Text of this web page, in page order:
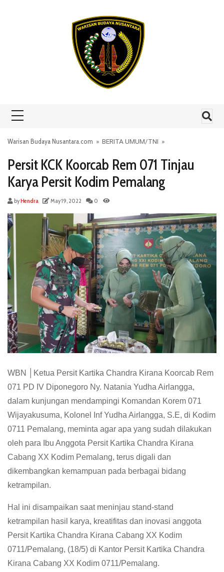
Warisan Budaya Nusantara.com » BERITA UMUM/TNI »
Persit KCK Koorcab Rem 071 Tinjau
Karya Persit Kodim Pemalang
byHendra May 19, 2022 0
WBN │Ketua Persit Kartika Chandra Kirana Koorcab Rem
071 PD IV Diponegoro Ny. Natania Yudha Airlangga,
dalam kunjungan mendampingi Komandan Korem 071
Wijayakusuma, Kolonel Inf Yudha Airlangga, S.E, di Kodim
0711 Pemalang, meminta agar apa yang sudah dilakukan
oleh para Ibu Anggota Persit Kartika Chandra Kirana
Cabang XX Kodim Pemalang, terus digali dan
dikembangkan kemampuan pada berbagai bidang
ketrampilan.
Hal ini disampaikan saat meninjau stand-stand
ketrampilan hasil karya, kreatifitas dan inovasi anggota
Persit Kartika Chandra Kirana Cabang XX Kodim
0711/Pemalang, (18/5) di Kantor Persit Kartika Chandra
Kirana Cabang XX Kodim 0711/Pemalang.